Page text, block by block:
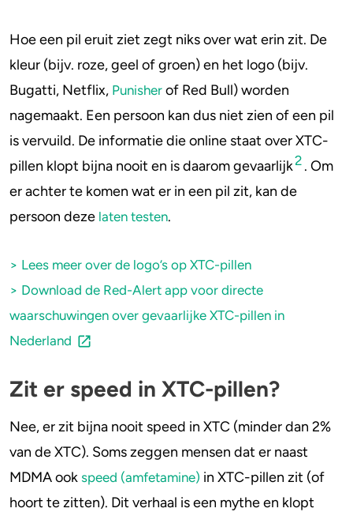
Hoe een pil eruit ziet zegt niks over wat erin zit. De
kleur (bijv. roze, geel of groen) en het logo (bijv.
Bugatti, Netflix, Punisher of Red Bull) worden
nagemaakt. Een persoon kan dus niet zien of een pil
is vervuild. De informatie die online staat over XTC-
pillen klopt bijna nooit en is daarom gevaarlijk2 . Om
er achter te komen wat er in een pil zit, kan de
persoon deze laten testen.
> Lees meer over de logo’s op XTC-pillen
> Download de Red-Alert app voor directe
waarschuwingen over gevaarlijke XTC-pillen in
Nederland
Zit er speed in XTC-pillen?
Nee, er zit bijna nooit speed in XTC (minder dan 2%
van de XTC). Soms zeggen mensen dat er naast
MDMA ook speed (amfetamine) in XTC-pillen zit (of
hoort te zitten). Dit verhaal is een mythe en klopt